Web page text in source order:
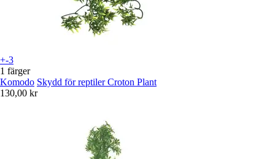
+-3
1 färger
Komodo Skydd för reptiler Croton Plant
130,00 kr